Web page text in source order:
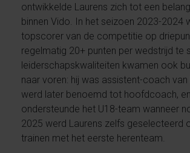
ontwikkelde Laurens zich tot een
binnen Vido. In het seizoen 2023-2024
topscorer van de competitie op
regelmatig 20+ punten per wedstrijd te
leiderschapskwaliteiten kwamen ook
naar voren: hij was assistent-coach
werd later benoemd tot hoofdcoach, en
ondersteunde het U18-team wanneer
2025 werd Laurens zelfs geselecteerd
trainen met het eerste herenteam.